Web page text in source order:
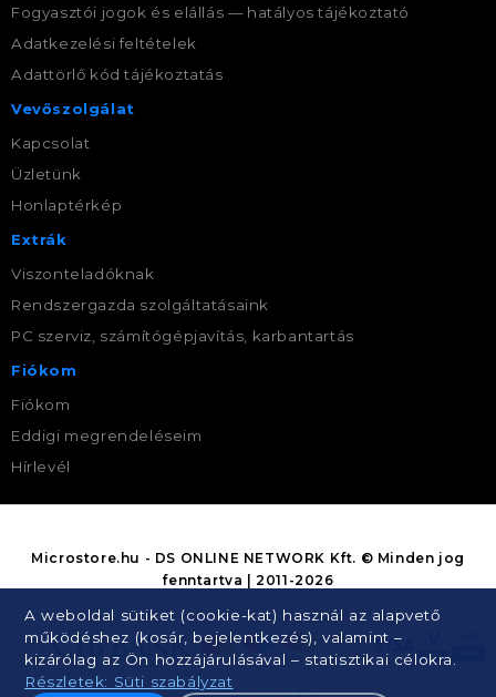
Fogyasztói jogok és elállás — hatályos tájékoztató
Adatkezelési feltételek
Adattörlő kód tájékoztatás
Vevőszolgálat
Kapcsolat
Üzletünk
Honlaptérkép
Extrák
Viszonteladóknak
Rendszergazda szolgáltatásaink
PC szerviz, számítógépjavítás, karbantartás
Fiókom
Fiókom
Eddigi megrendeléseim
Hírlevél
A weboldal sütiket (cookie-kat) használ az alapvető
működéshez (kosár, bejelentkezés), valamint –
kizárólag az Ön hozzájárulásával – statisztikai célokra.
Részletek: Süti szabályzat
Microstore.hu - DS ONLINE NETWORK Kft. © Minden jog
fenntartva | 2011-2026